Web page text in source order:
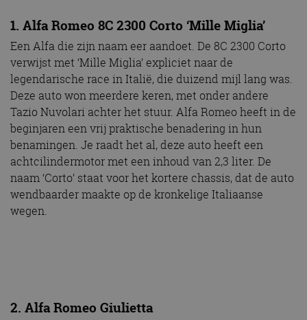
1. Alfa Romeo 8C 2300 Corto ‘Mille Miglia’
Een Alfa die zijn naam eer aandoet. De 8C 2300 Corto
verwijst met ‘Mille Miglia’ expliciet naar de
legendarische race in Italië, die duizend mijl lang was.
Deze auto won meerdere keren, met onder andere
Tazio Nuvolari achter het stuur. Alfa Romeo heeft in de
beginjaren een vrij praktische benadering in hun
benamingen. Je raadt het al, deze auto heeft een
achtcilindermotor met een inhoud van 2,3 liter. De
naam ‘Corto’ staat voor het kortere chassis, dat de auto
wendbaarder maakte op de kronkelige Italiaanse
wegen.
2. Alfa Romeo Giulietta